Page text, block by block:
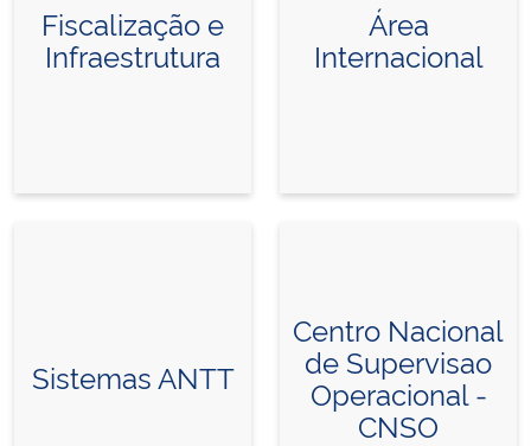
Fiscalização e
Infraestrutura
Área
Internacional
Sistemas ANTT
Centro Nacional
de Supervisao
Operacional -
CNSO